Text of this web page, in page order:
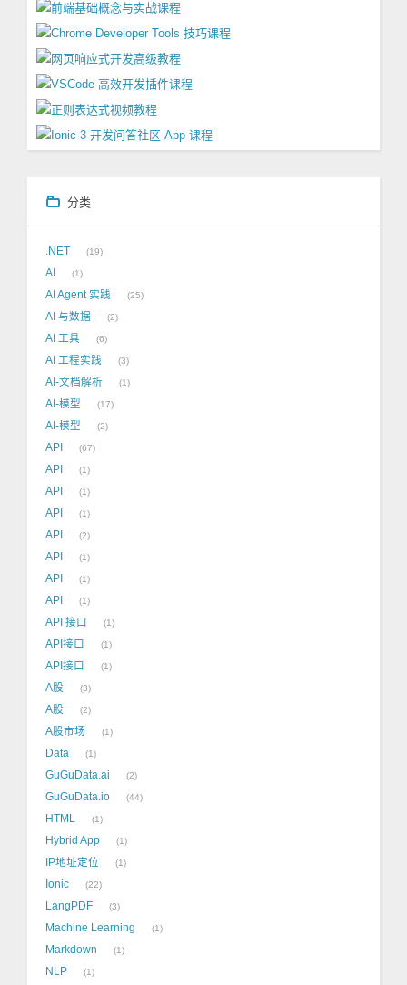
分类
.NET 19
AI 1
AI Agent 实践 25
AI 与数据 2
AI 工具 6
AI 工程实践 3
AI-文档解析 1
AI-模型 17
AI-模型 2
API 67
API 1
API 1
API 1
API 2
API 1
API 1
API 1
API 接口 1
API接口 1
API接口 1
A股 3
A股 2
A股市场 1
Data 1
GuGuData.ai 2
GuGuData.io 44
HTML 1
Hybrid App 1
IP地址定位 1
Ionic 22
LangPDF 3
Machine Learning 1
Markdown 1
NLP 1